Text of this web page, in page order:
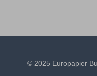
© 2025 Europapier